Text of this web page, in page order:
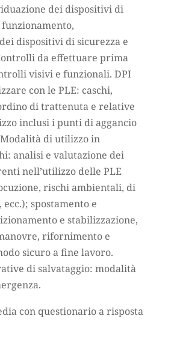
dei dispositivi di
dispositivi di sicurezza e
da effettuare prima
visivi e funzionali. DPI
con le PLE: caschi,
di trattenuta e relative
inclusi i punti di aggancio
di utilizzo in
analisi e valutazione dei
nell’utilizzo delle PLE
rischi ambientali, di
ecc.); spostamento e
e stabilizzazione,
rifornimento e
sicuro a fine lavoro.
di salvataggio: modalità
con questionario a risposta